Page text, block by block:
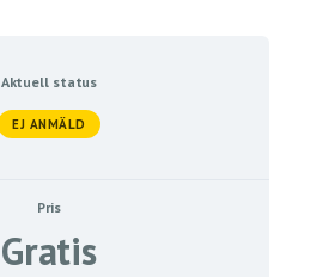
Aktuell status
EJ ANMÄLD
Pris
Gratis